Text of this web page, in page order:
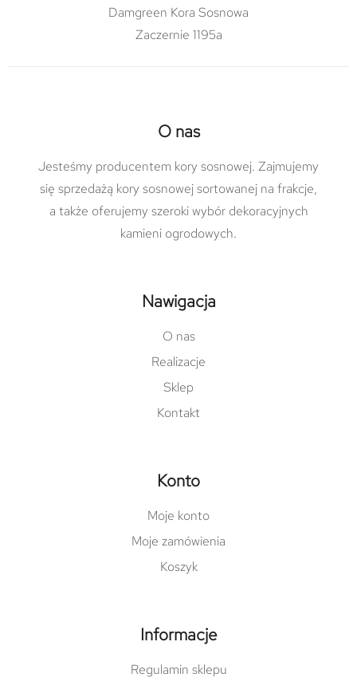
Damgreen Kora Sosnowa
Zaczernie 1195a
O nas
Jesteśmy producentem kory sosnowej. Zajmujemy
się sprzedażą kory sosnowej sortowanej na frakcje,
a także oferujemy szeroki wybór dekoracyjnych
kamieni ogrodowych.
Nawigacja
O nas
Realizacje
Sklep
Kontakt
Konto
Moje konto
Moje zamówienia
Koszyk
Informacje
Regulamin sklepu